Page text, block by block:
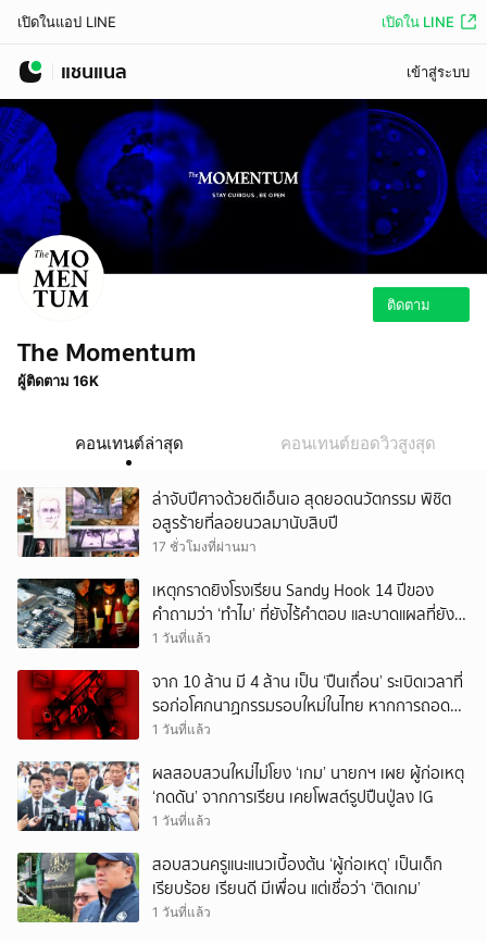
เปิดในแอป LINE เปิดใน LINE
แชนแนล เข้าสู่ระบบ
ติดตาม
The Momentum
ผู้ติดตาม 16K
คอนเทนต์ล่าสุด คอนเทนต์ยอดวิวสูงสุด
ล่าจับปีศาจด้วยดีเอ็นเอ สุดยอดนวัตกรรม พิชิต
อสูรร้ายที่ลอยนวลมานับสิบปี
17 ชั่วโมงที่ผ่านมา
เหตุกราดยิงโรงเรียน Sandy Hook 14 ปีของ
คำถามว่า ‘ทำไม’ ที่ยังไร้คำตอบ และบาดแผลที่ยัง
ทวงความรับผิดชอบไม่จบ
1 วันที่แล้ว
จาก 10 ล้าน มี 4 ล้าน เป็น ‘ปืนเถื่อน’ ระเบิดเวลาที่
รอก่อโศกนาฏกรรมรอบใหม่ในไทย หากการถอดบท
เรียนของรัฐเป็นเพียง ‘ลมปาก’
1 วันที่แล้ว
ผลสอบสวนใหม่ไม่โยง ‘เกม’ นายกฯ เผย ผู้ก่อเหตุ
‘กดดัน’ จากการเรียน เคยโพสต์รูปปืนปู่ลง IG
1 วันที่แล้ว
สอบสวนครูแนะแนวเบื้องต้น ‘ผู้ก่อเหตุ’ เป็นเด็ก
เรียบร้อย เรียนดี มีเพื่อน แต่เชื่อว่า ‘ติดเกม’
1 วันที่แล้ว